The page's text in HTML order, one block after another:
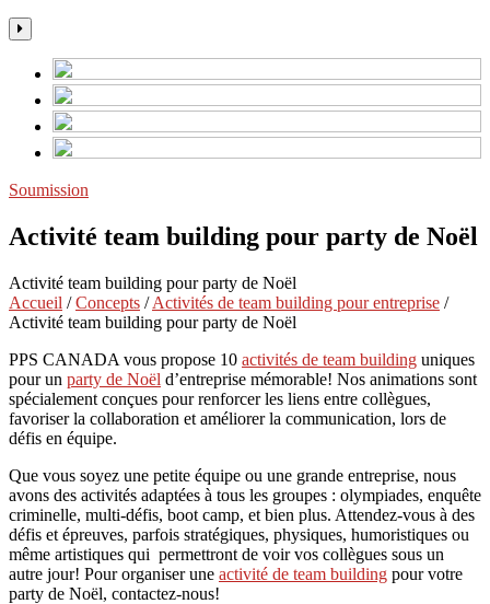
Soumission
Activité team building pour party de Noël
Activité team building pour party de Noël
Accueil /Concepts /Activités de team building pour entreprise /
Activité team building pour party de Noël
PPS CANADA vous propose 10 activités de team building uniques
pour un party de Noël d’entreprise mémorable! Nos animations sont
spécialement conçues pour renforcer les liens entre collègues,
favoriser la collaboration et améliorer la communication, lors de
défis en équipe.
Que vous soyez une petite équipe ou une grande entreprise, nous
avons des activités adaptées à tous les groupes : olympiades, enquête
criminelle, multi-défis, boot camp, et bien plus. Attendez-vous à des
défis et épreuves, parfois stratégiques, physiques, humoristiques ou
même artistiques qui permettront de voir vos collègues sous un
autre jour! Pour organiser une activité de team building pour votre
party de Noël, contactez-nous!